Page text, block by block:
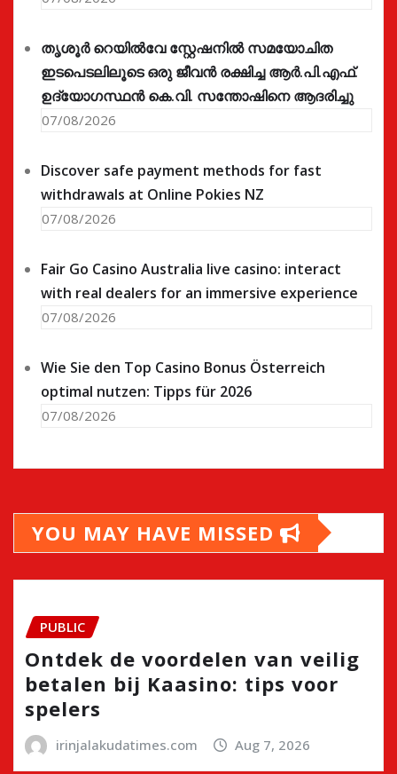
തൃശൂർ റെയിൽവേ സ്റ്റേഷനിൽ സമയോചിത
ഇടപെടലിലൂടെ ഒരു ജീവൻ രക്ഷിച്ച ആർ.പി.എഫ്.
ഉദ്യോഗസ്ഥൻ കെ.വി. സന്തോഷിനെ ആദരിച്ചു
07/08/2026
Discover safe payment methods for fast
withdrawals at Online Pokies NZ
07/08/2026
Fair Go Casino Australia live casino: interact
with real dealers for an immersive experience
07/08/2026
Wie Sie den Top Casino Bonus Österreich
optimal nutzen: Tipps für 2026
07/08/2026
YOU MAY HAVE MISSED
PUBLIC
Ontdek de voordelen van veilig
betalen bij Kaasino: tips voor
spelers
irinjalakudatimes.com Aug 7, 2026